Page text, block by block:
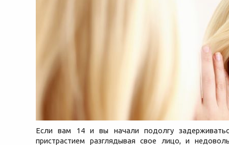
Если вам 14 и вы начали подолгу
пристрастием разглядывая свое лицо, и